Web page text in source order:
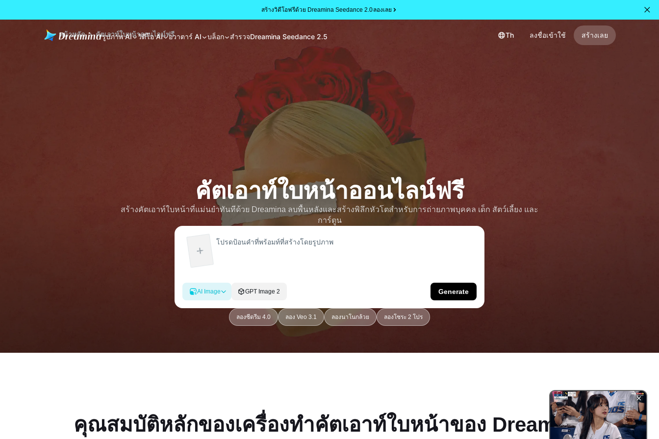
สร้างวิดีโอฟรีด้วย Dreamina Seedance 2.0ลองเลย
รูปภาพ AI วิดีโอ AI อวาตาร์ AI บล็อก สำรวจDreamina Seedance 2.5 Th ลงชื่อเข้าใช้ สร้างเลย
หน้าหลัก คัตเอาท์ใบหน้าออนไลน์ฟรี
คัตเอาท์ใบหน้าออนไลน์ฟรี
สร้างคัตเอาท์ใบหน้าที่แม่นยำทันทีด้วย Dreamina ลบพื้นหลังและสร้างพิลึกหัวโตสำหรับการถ่ายภาพบุคคล เด็ก สัตว์เลี้ยง และ
การ์ตูน
AI Image GPT Image 2 Generate
ลองซีดรีม 4.0 ลอง Veo 3.1 ลองนาโนกล้วย ลองโซระ 2 โปร
คุณสมบัติหลักของเครื่องทำคัตเอาท์ใบหน้าของ Dreamina